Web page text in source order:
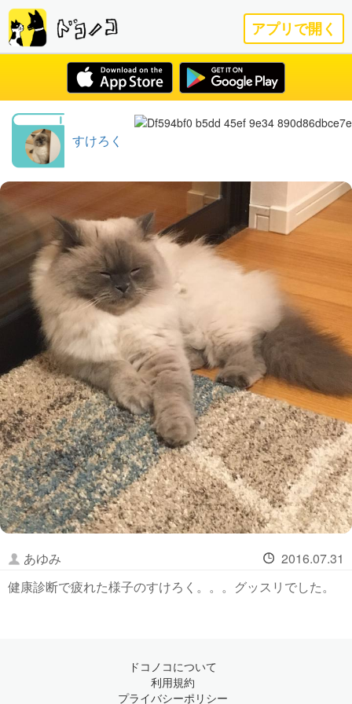
アプリで開く
すけろく
あゆみ
2016.07.31
健康診断で疲れた様子のすけろく。。。グッスリでした。
ドコノコについて
利用規約
プライバシーポリシー